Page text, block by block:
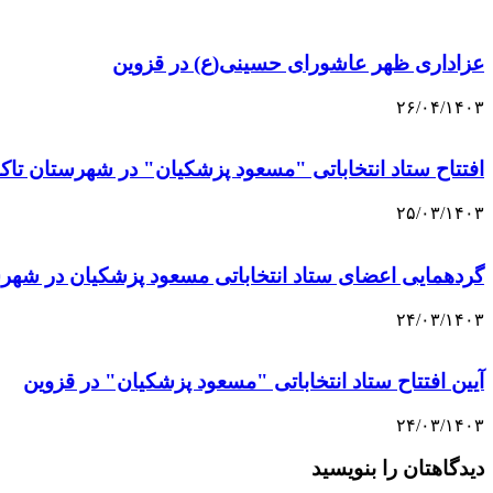
عزاداری ظهر عاشورای حسینی(ع) در قزوین
۲۶/۰۴/۱۴۰۳
افتتاح ستاد انتخاباتی "مسعود پزشکیان" در شهرستان
۲۵/۰۳/۱۴۰۳
گردهمایی اعضای ستاد انتخاباتی مسعود پزشکیان در
۲۴/۰۳/۱۴۰۳
آیین افتتاح ستاد انتخاباتی "مسعود پزشکیان" در قزوین
۲۴/۰۳/۱۴۰۳
دیدگاهتان را بنویسید